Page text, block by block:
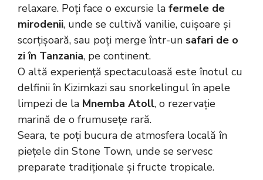
relaxare. Poți face o excursie la fermele de
mirodenii, unde se cultivă vanilie, cuișoare și
scorțișoară, sau poți merge într-un safari de o
zi în Tanzania, pe continent.
O altă experiență spectaculoasă este înotul cu
delfinii în Kizimkazi sau snorkelingul în apele
limpezi de la Mnemba Atoll, o rezervație
marină de o frumusețe rară.
Seara, te poți bucura de atmosfera locală în
piețele din Stone Town, unde se servesc
preparate tradiționale și fructe tropicale.